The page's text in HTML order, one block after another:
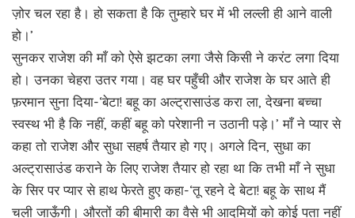
ज़ोर चल रहा है। हो सकता है कि तुम्हारे घर में भी लल्ली ही आने वाली
हो।’
सुनकर राजेश की माँ को ऐसे झटका लगा जैसे किसी ने करंट लगा दिया
हो। उनका चेहरा उतर गया। वह घर पहुँची और राजेश के घर आते ही
फ़रमान सुना दिया-‘बेटा! बहू का अल्ट्रासाउंड करा ला, देखना बच्चा
स्वस्थ भी है कि नहीं, कहीं बहू को परेशानी न उठानी पड़े।’ माँ ने प्यार से
कहा तो राजेश और सुधा सहर्ष तैयार हो गए। अगले दिन, सुधा का
अल्ट्रासाउंड कराने के लिए राजेश तैयार हो रहा था कि तभी माँ ने सुधा
के सिर पर प्यार से हाथ फेरते हुए कहा-‘तू रहने दे बेटा! बहू के साथ मैं
चली जाऊँगी। औरतों की बीमारी का वैसे भी आदमियों को कोई पता नहीं